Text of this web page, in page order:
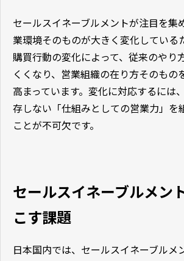
セールスイネーブルメントが注目を集
業環境そのものが大きく変化している
購買行動の変化によって、従来のやり
くくなり、営業組織の在り方そのもの
高まっています。変化に対応するには
存しない「仕組みとしての営業力」を
ことが不可欠です。
セールスイネーブルメン
こす課題
日本国内では、セールスイネーブルメ